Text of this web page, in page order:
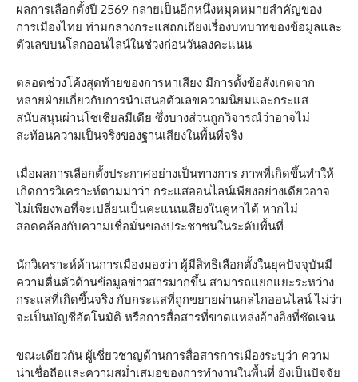
ผลการเลือกตั้งปี 2569 กลายเป็นอีกหนึ่งหมุดหมายสำคัญของ
การเมืองไทย ท่ามกลางกระแสถกเถียงเรื่องบทบาทของข้อมูลและ
ตัวเลขบนโลกออนไลน์ในช่วงก่อนวันลงคะแนน
ตลอดช่วงโค้งสุดท้ายของการหาเสียง มีการตั้งข้อสังเกตจาก
หลายฝ่ายเกี่ยวกับการนำเสนอตัวเลขความนิยมและกระแส
สนับสนุนผ่านโซเชียลมีเดีย ซึ่งบางส่วนถูกวิจารณ์ว่าอาจไม่
สะท้อนความเป็นจริงของฐานเสียงในพื้นที่จริง
เมื่อผลการเลือกตั้งประกาศอย่างเป็นทางการ ภาพที่เกิดขึ้นทำให้
เกิดการวิเคราะห์ตามมาว่า กระแสออนไลน์เพียงอย่างเดียวอาจ
ไม่เพียงพอที่จะเปลี่ยนเป็นคะแนนเสียงในคูหาได้ หากไม่
สอดคล้องกับความเชื่อมั่นของประชาชนในระดับพื้นที่
นักวิเคราะห์ด้านการเมืองมองว่า ผู้มีสิทธิเลือกตั้งในยุคปัจจุบันมี
ความตื่นตัวด้านข้อมูลข่าวสารมากขึ้น สามารถแยกแยะระหว่าง
กระแสที่เกิดขึ้นจริง กับกระแสที่ถูกขยายผ่านกลไกออนไลน์ ไม่ว่า
จะเป็นบัญชีอัตโนมัติ หรือการสื่อสารที่ขาดแหล่งอ้างอิงที่ชัดเจน
ขณะเดียวกัน ผู้เชี่ยวชาญด้านการสื่อสารการเมืองระบุว่า ความ
น่าเชื่อถือและความสม่ำเสมอของการทำงานในพื้นที่ ยังเป็นปัจจัย